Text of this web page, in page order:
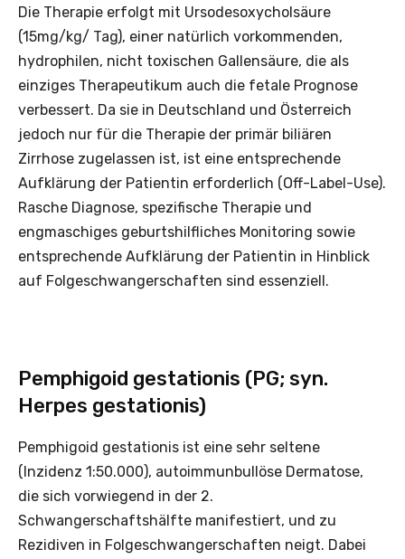
Die Therapie erfolgt mit Ursode­soxychol­­säure
(15mg/kg/ Tag), einer natürlich vorkommenden,
hydrophilen, nicht ­toxischen Gallensäure, die als
einziges Therapeutikum auch die fetale Prognose
verbessert. Da sie in Deutschland und Österreich
jedoch nur für die Therapie der primär biliären
Zirrhose zugelassen ist, ist eine entsprechende
Aufklärung der Patientin erforderlich (Off-Label-Use).
Rasche Diagnose, spezifische Therapie und
engmaschiges geburtshilfliches Monitoring sowie
entsprechende Aufklärung der Patientin in Hinblick
auf Folgeschwangerschaften sind essenziell.
Pemphigoid gestationis (PG; syn.
Herpes gestationis)
Pemphigoid gestationis ist eine sehr seltene
(Inzidenz 1:50.000), autoimmunbullöse Dermatose,
die sich vorwiegend in der 2.
Schwangerschaftshälfte manifestiert, und zu
Rezidiven in Folgeschwangerschaften neigt. Dabei